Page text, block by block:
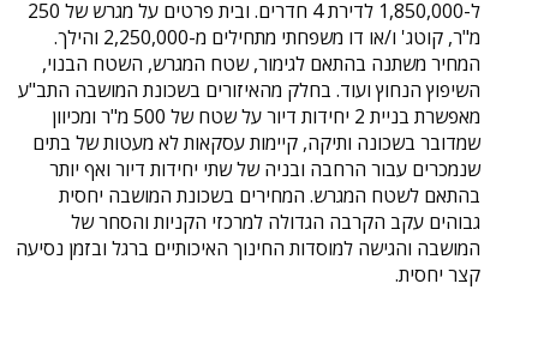
ל-1,850,000 לדירת 4 חדרים. ובית פרטים על מגרש של 250
מ"ר, קוטג' ו/או דו משפחתי מתחילים מ-2,250,000 והילך.
המחיר משתנה בהתאם לגימור, שטח המגרש, השטח הבנוי,
השיפוץ הנחוץ ועוד. בחלק מהאיזורים בשכונת המושבה התב"ע
מאפשרת בניית 2 יחידות דיור על שטח של 500 מ"ר ומכיוון
שמדובר בשכונה ותיקה, קיימות עסקאות לא מעטות של בתים
שנמכרים עבור הרחבה ובניה של שתי יחידות דיור ואף יותר
בהתאם לשטח המגרש. המחירים בשכונת המושבה יחסית
גבוהים עקב הקרבה הגדולה למרכזי הקניות והסחר של
המושבה והגישה למוסדות החינוך האיכותיים ברגל ובזמן נסיעה
קצר יחסית.